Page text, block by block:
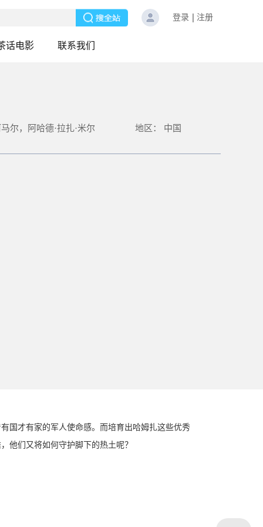
登录 注册
话电影 联系我们
尔，阿哈德·拉扎·米尔 地区： 中国
国才有家的军人使命感。而培育出哈姆扎这些优秀
他们又将如何守护脚下的热土呢？